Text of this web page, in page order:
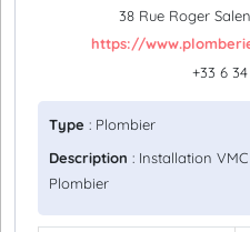
38 Rue Roger
https://
+33 6
Type : Plombier
Description : Installation
Plombier